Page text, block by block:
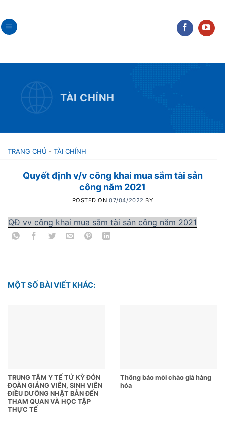
to
content
TÀI CHÍNH
TRANG CHỦ - TÀI CHÍNH
Quyết định v/v công khai mua sắm tài sản
công năm 2021
POSTED ON07/04/2022 BY
QĐ vv công khai mua sắm tài sản công năm 2021
MỘT SỐ BÀI VIẾT KHÁC:
TRUNG TÂM Y TẾ TỨ KỲ ĐÓN
ĐOÀN GIẢNG VIÊN, SINH VIÊN
ĐIỀU DƯỠNG NHẬT BẢN ĐẾN
THAM QUAN VÀ HỌC TẬP
THỰC TẾ
Thông báo mời chào giá hàng
hóa